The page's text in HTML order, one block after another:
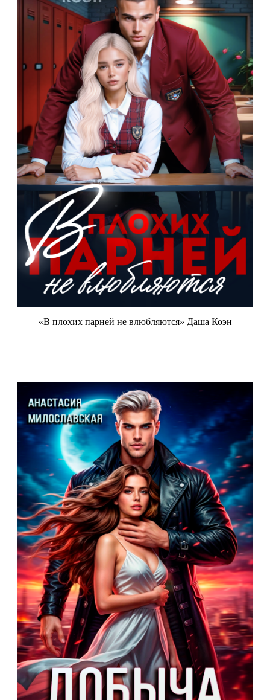
«В плохих парней не влюбляются» Даша Коэн